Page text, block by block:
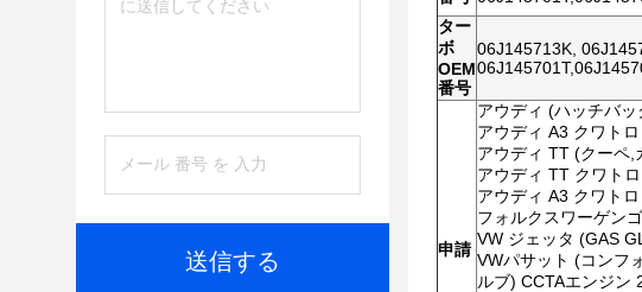
送信する
ター
ボ
OEM
番号
06J145713K,
申請
アウディ (ハッチバ
アウディ A3 クワト
アウディ TT (クーペ,
アウディ TT クワト
アウディ A3 クワト
フォルクスワーゲン
VW ジェッタ (GAS
VWパサット (コンフ
ルブ) CCTAエンジン